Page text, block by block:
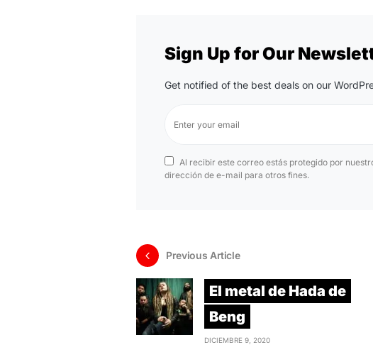
Sign Up for Our
Get notified of the best deals on our
Al recibir este correo estás protegido por
dirección de e-mail para otros fines.
Previous Article
El metal de Hada de
Beng
DICIEMBRE 9, 2020